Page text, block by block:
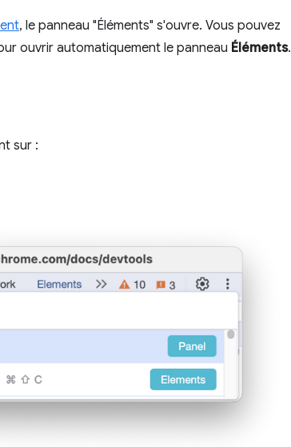
, le panneau "Éléments" s'ouvre. Vous pouvez
ouvrir automatiquement le panneau Éléments.
sur :